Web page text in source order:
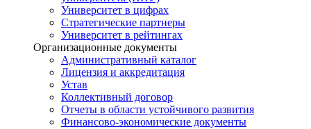
Университет в цифрах
Стратегические партнеры
Университет в рейтингах
Организационные документы
Административный каталог
Лицензия и аккредитация
Устав
Коллективный договор
Отчеты в области устойчивого развития
Финансово-экономические документы